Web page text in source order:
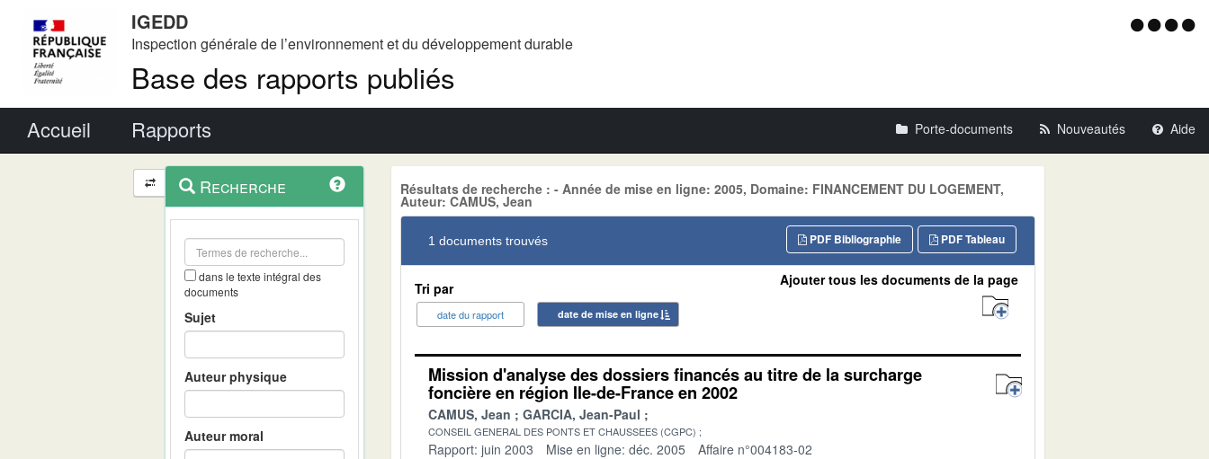
IGEDD
Inspection générale de l’environnement et du développement durable
Base des rapports publiés
Menu
Accueil Rapports Porte-documents Nouveautés Aide
Navigation
et
outils
contextuel
Recherche
dans le texte intégral des
documents
Sujet
Auteur physique
Auteur moral
Résultats de recherche : - Année de mise en ligne: 2005, Domaine: FINANCEMENT DU LOGEMENT,
Auteur: CAMUS, Jean
1 documents trouvés PDF Tableau
PDF Bibliographie
Tri par
date du rapport date de mise en ligne
Ajouter tous les documents de la page
Mission d'analyse des dossiers financés au titre de la surcharge
foncière en région Ile-de-France en 2002
CAMUS, Jean GARCIA, Jean-Paul
CONSEIL GENERAL DES PONTS ET CHAUSSEES (CGPC)
Rapport: juin 2003 Mise en ligne: déc. 2005 Affaire n°004183-02